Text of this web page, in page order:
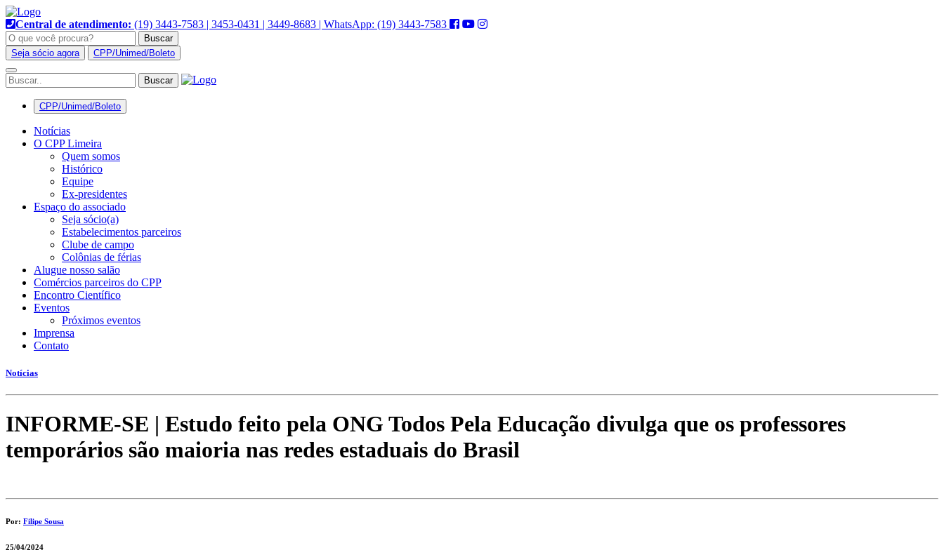
Pular
para
o
conteúdo
Central de atendimento: (19) 3443-7583 | 3453-0431 | 3449-8683 | WhatsApp: (19) 3443-7583
Buscar
Seja sócio agora
CPP/Unimed/Boleto
Alternar
navegação
CPP/Unimed/Boleto
Notícias
O CPP Limeira
Quem somos
Histórico
Equipe
Ex-presidentes
Espaço do associado
Seja sócio(a)
Estabelecimentos parceiros
Clube de campo
Colônias de férias
Alugue nosso salão
Comércios parceiros do CPP
Encontro Científico
Eventos
Próximos eventos
Imprensa
Contato
Notícias
INFORME-SE | Estudo feito pela ONG Todos Pela Educação divulga que os professores
temporários são maioria nas redes estaduais do Brasil
Por: Filipe Sousa
25/04/2024